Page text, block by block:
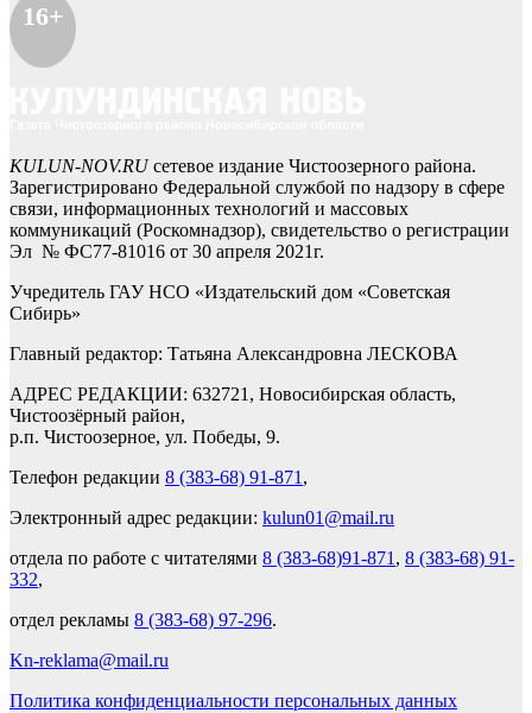
16+
KULUN-NOV.RUсетевое издание Чистоозерного района.
Зарегистрировано Федеральной службой по надзору в сфере
связи, информационных технологий и массовых
коммуникаций (Роскомнадзор), свидетельство о регистрации
Эл № ФС77-81016 от 30 апреля 2021г.
Учредитель ГАУ НСО «Издательский дом «Советская
Сибирь»
Главный редактор: Татьяна Александровна ЛЕСКОВА
АДРЕС РЕДАКЦИИ: 632721, Новосибирская область,
Чистоозёрный район,
р.п. Чистоозерное, ул. Победы, 9.
Телефон редакции 8 (383-68) 91-871 ,
Электронный адрес редакции: kulun01@mail.ru
отдела по работе с читателями 8 (383-68)91-871 , 8 (383-68) 91-
332,
отдел рекламы 8 (383-68) 97-296.
Kn-reklama@mail.ru
Политика конфиденциальности персональных данных